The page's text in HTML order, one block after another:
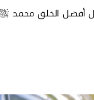
أفضل الخلقمحمد